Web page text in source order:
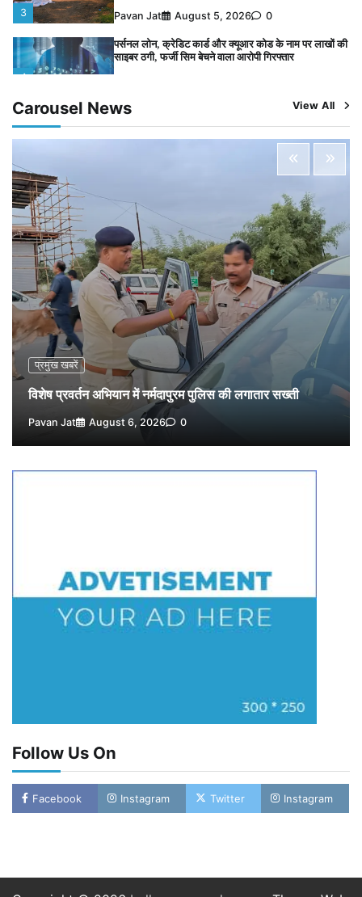
3 Pavan Jat August 5, 2026 0
4
पर्सनल लोन, क्रेडिट कार्ड और क्यूआर कोड के नाम पर लाखों की
साइबर ठगी, फर्जी सिम बेचने वाला आरोपी गिरफ्तार
5
विशेष प्रवर्तन अभियान में नर्मदापुरम पुलिस की सख्त कार्रवाई
1
विशेष प्रवर्तन अभियान में नर्मदापुरम पुलिस की लगातार सख्ती
2
वेयरहाउस कॉरपोरेशन के जिला प्रबंधक पर केस दर्ज, फरार;
क्लर्क को मिली कमान, ‘चाबी के खेल’ पर फिर उठे सवाल
Pavan Jat August 5, 2026 0
3
नपा सहकारी समिति में 25 लाख से अधिक का गेहूं सड़ा, 5,700
क्विंटल खराब अनाज वेयरहाउस ने लौटाया
Pavan Jat August 5, 2026 0
4
पर्सनल लोन, क्रेडिट कार्ड और क्यूआर कोड के नाम पर लाखों की
साइबर ठगी, फर्जी सिम बेचने वाला आरोपी गिरफ्तार
Pavan Jat August 5, 2026
विशेष प्रवर्तन अभियान में नर्मदापुरम पुलिस की सख्त कार्रवाई
Pavan Jat August 5, 2026
Carousel News View All
प्रमुख खबरें
विशेष प्रवर्तन अभियान में नर्मदापुरम पुलिस की लगातार सख्ती
Pavan Jat August 6, 2026 0
Follow Us On
Facebook Instagram Twitter Instagram